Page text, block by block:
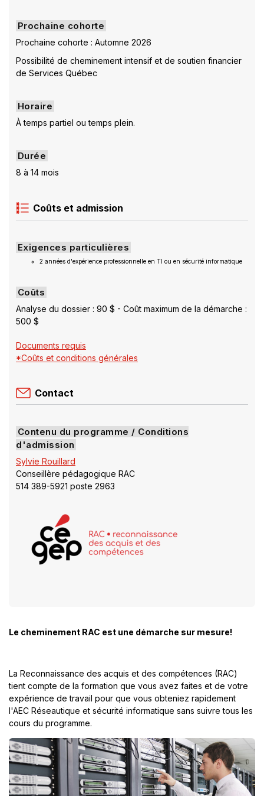
Prochaine cohorte
Prochaine cohorte : Automne 2026
Possibilité de cheminement intensif et de soutien financier
de Services Québec
Horaire
À temps partiel ou temps plein.
Durée
8 à 14 mois
Coûts et admission
Exigences particulières
2 années d'expérience professionnelle en TI ou en sécurité informatique
Coûts
Analyse du dossier : 90 $ - Coût maximum de la démarche :
500 $
Documents requis
*Coûts et conditions générales
Contact
Contenu du programme / Conditions
d'admission
Sylvie Rouillard
Conseillère pédagogique RAC
514 389-5921 poste 2963
Le cheminement RAC est une démarche sur mesure!
La Reconnaissance des acquis et des compétences (RAC)
tient compte de la formation que vous avez faites et de votre
expérience de travail pour que vous obteniez rapidement
l'AEC Réseautique et sécurité informatique sans suivre tous les
cours du programme.